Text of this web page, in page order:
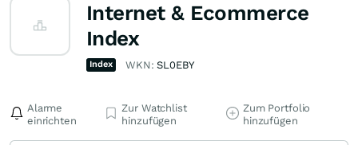
Internet & Ecommerce
Index
Index WKN:SL0EBY
Alarme
einrichten
Zur Watchlist
hinzufügen
Zum Portfolio
hinzufügen